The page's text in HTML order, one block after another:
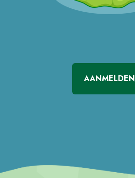
AANMELDEN